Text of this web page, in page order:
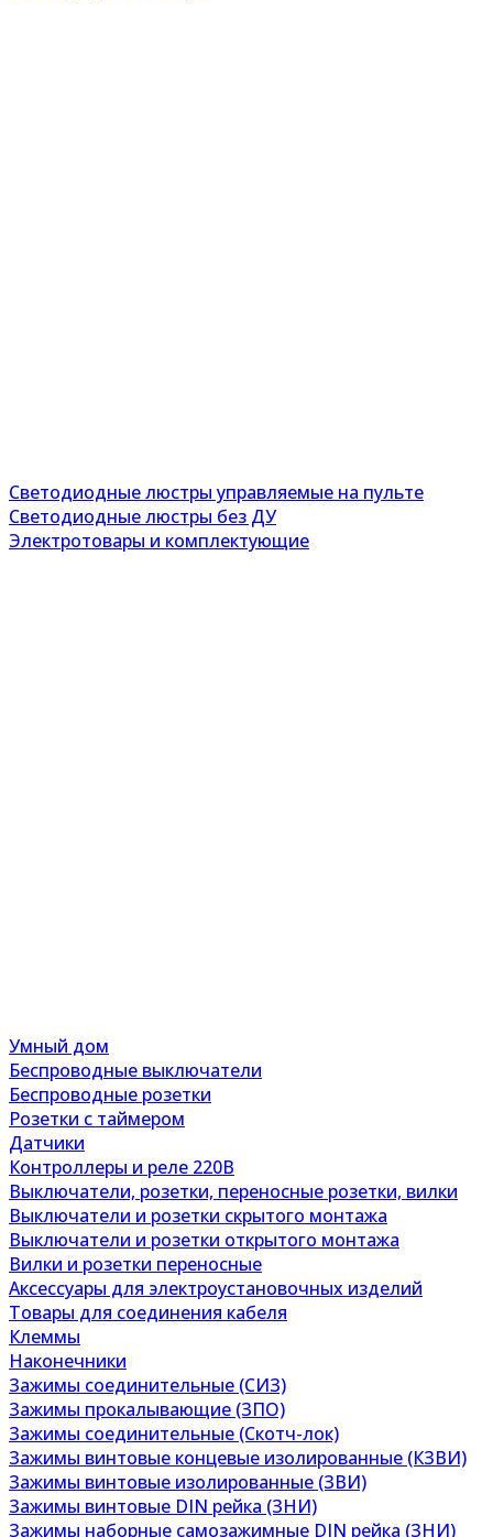
Светодиодные люстры управляемые на пульте
Светодиодные люстры без ДУ
Электротовары и комплектующие
Умный дом
Беспроводные выключатели
Беспроводные розетки
Розетки с таймером
Датчики
Контроллеры и реле 220В
Выключатели, розетки, переносные розетки, вилки
Выключатели и розетки скрытого монтажа
Выключатели и розетки открытого монтажа
Вилки и розетки переносные
Аксессуары для электроустановочных изделий
Товары для соединения кабеля
Клеммы
Наконечники
Зажимы соединительные (СИЗ)
Зажимы прокалывающие (ЗПО)
Зажимы соединительные (Скотч-лок)
Зажимы винтовые концевые изолированные (КЗВИ)
Зажимы винтовые изолированные (ЗВИ)
Зажимы винтовые DIN рейка (ЗНИ)
Зажимы наборные самозажимные DIN рейка (ЗНИ)